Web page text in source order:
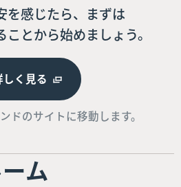
を感じたら、まずは
とから始めましょう。
しく見る
ドのサイトに移動します。
ム